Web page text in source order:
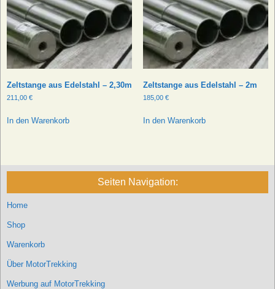
Zeltstange aus Edelstahl – 2,30m
211,00 €
In den Warenkorb
Zeltstange aus Edelstahl – 2m
185,00 €
In den Warenkorb
Seiten Navigation:
Home
Shop
Warenkorb
Über MotorTrekking
Werbung auf MotorTrekking